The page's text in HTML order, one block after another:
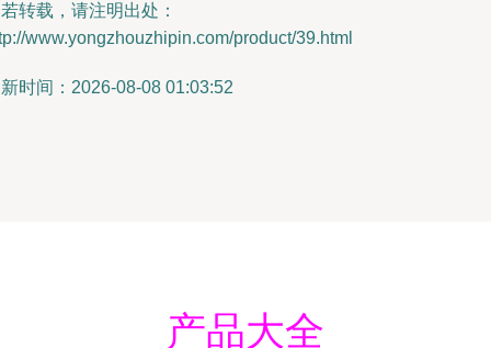
转载，请注明出处：
www.yongzhouzhipin.com/product/39.html
时间：2026-08-08 01:03:52
产品大全